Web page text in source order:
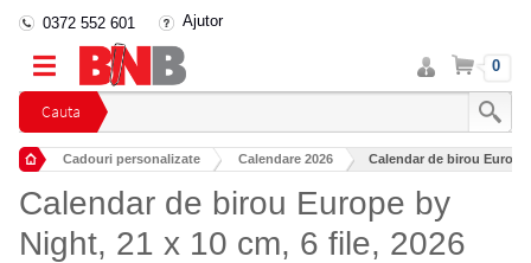
Cauta
0372 552 601 Ajutor
Intra
in
cont
Cos 0
Cadouri personalizate Calendare 2026 Calendar de birou
Calendar de birou Europe by
Night, 21 x 10 cm, 6 file, 2026